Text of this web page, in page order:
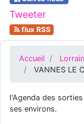
Tweeter
flux RSS
Accueil
VANNES LE
l'Agenda des
ses environs.